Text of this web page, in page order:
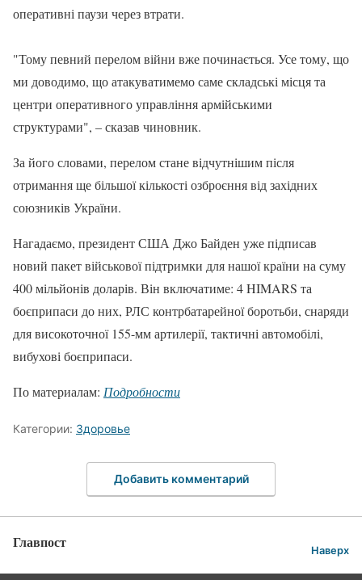
оперативні паузи через втрати.
"Тому певний перелом війни вже починається. Усе тому, що
ми доводимо, що атакуватимемо саме складські місця та
центри оперативного управління армійськими
структурами", – сказав чиновник.
За його словами, перелом стане відчутнішим після
отримання ще більшої кількості озброєння від західних
союзників України.
Нагадаємо, президент США Джо Байден уже підписав
новий пакет військової підтримки для нашої країни на суму
400 мільйонів доларів. Він включатиме: 4 HIMARS та
боєприпаси до них, РЛС контрбатарейної боротьби, снаряди
для високоточної 155-мм артилерії, тактичні автомобілі,
вибухові боєприпаси.
По материалам: Подробности
Категории: Здоровье
Добавить комментарий
Главпост Наверх